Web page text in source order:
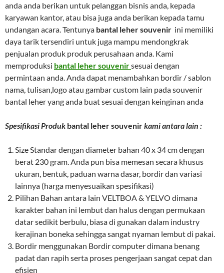
anda anda berikan untuk pelanggan bisnis anda, kepada
karyawan kantor, atau bisa juga anda berikan kepada tamu
undangan acara. Tentunya bantal leher souvenir ini memiliki
daya tarik tersendiri untuk juga mampu mendongkrak
penjualan produk produk perusahaan anda. Kami
memproduksi bantal leher souvenirsesuai dengan
permintaan anda. Anda dapat menambahkan bordir / sablon
nama, tulisan,logo atau gambar custom lain pada souvenir
bantal leher yang anda buat sesuai dengan keinginan anda
Spesifikasi Produk bantal leher souvenirkami antara lain :
Size Standar dengan diameter bahan 40 x 34 cm dengan
berat 230 gram. Anda pun bisa memesan secara khusus
ukuran, bentuk, paduan warna dasar, bordir dan variasi
lainnya (harga menyesuaikan spesifikasi)
Pilihan Bahan antara lain VELTBOA & YELVO dimana
karakter bahan ini lembut dan halus dengan permukaan
datar sedikit berbulu, biasa di gunakan dalam industry
kerajinan boneka sehingga sangat nyaman lembut di pakai.
Bordir menggunakan Bordir computer dimana benang
padat dan rapih serta proses pengerjaan sangat cepat dan
efisien